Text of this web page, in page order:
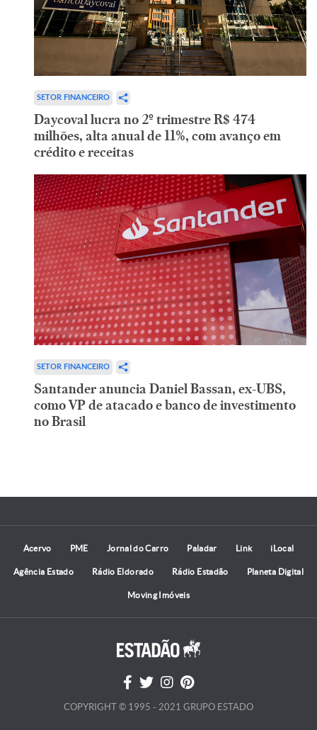
SETOR FINANCEIRO
Daycoval lucra no 2º trimestre R$ 474
milhões, alta anual de 11%, com avanço em
crédito e receitas
SETOR FINANCEIRO
Santander anuncia Daniel Bassan, ex-UBS,
como VP de atacado e banco de investimento
no Brasil
Acervo PME Jornal do Carro Paladar Link iLocal
Agência Estado Rádio Eldorado Rádio Estadão Planeta Digital
Moving Imóveis
COPYRIGHT © 1995 - 2021 GRUPO ESTADO